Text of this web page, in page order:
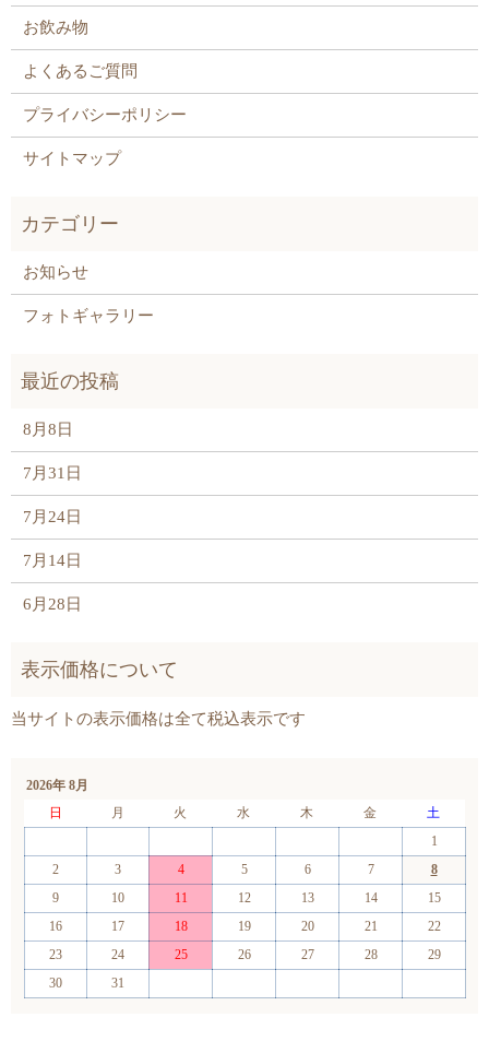
お飲み物
よくあるご質問
プライバシーポリシー
サイトマップ
お知らせ
フォトギャラリー
8月8日
7月31日
7月24日
7月14日
6月28日
2026年 8月
日
月 火 水 木 金
土
1
2
3 4 5 6 7
8
9
10 11 12 13 14
15
16
17 18 19 20 21
22
23
24 25 26 27 28
29
30
31